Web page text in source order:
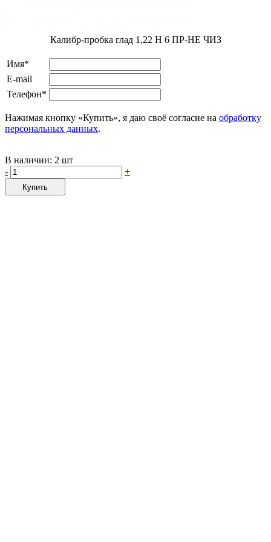
Калибр-пробка глад 1,22 H 6 ПР-НЕ ЧИЗ
Имя*
E-mail
Телефон*
Нажимая кнопку «Купить», я даю своё согласие на обработку
персональных данных.
В наличии: 2 шт
-
+
Купить